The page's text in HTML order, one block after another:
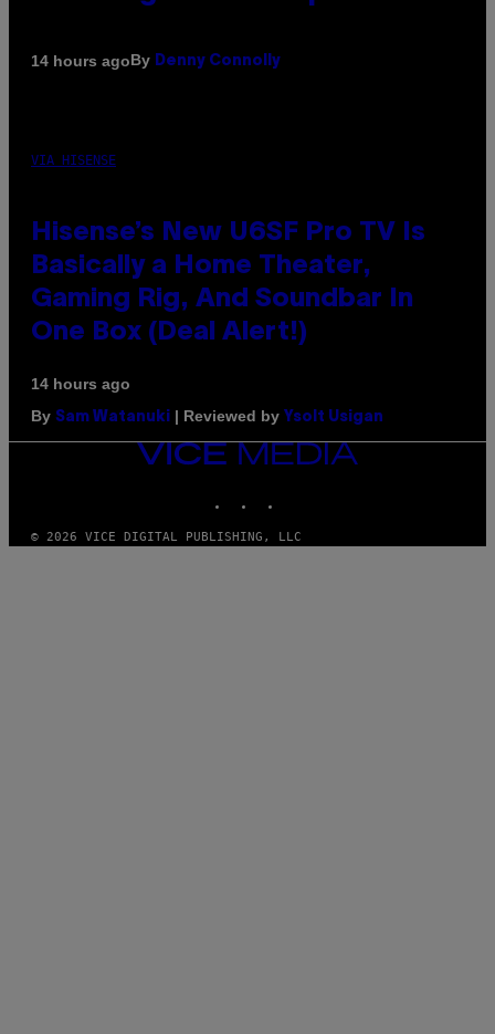
14 hours agoBy Denny Connolly
VIA HISENSE
Hisense’s New U6SF Pro TV Is
Basically a Home Theater,
Gaming Rig, And Soundbar In
One Box (Deal Alert!)
14 hours ago
By Sam Watanuki | Reviewed by Ysolt Usigan
VICE
© 2026 VICE DIGITAL PUBLISHING, LLC